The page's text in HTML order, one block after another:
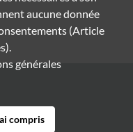
aucune donnée
(Article
générales
compris